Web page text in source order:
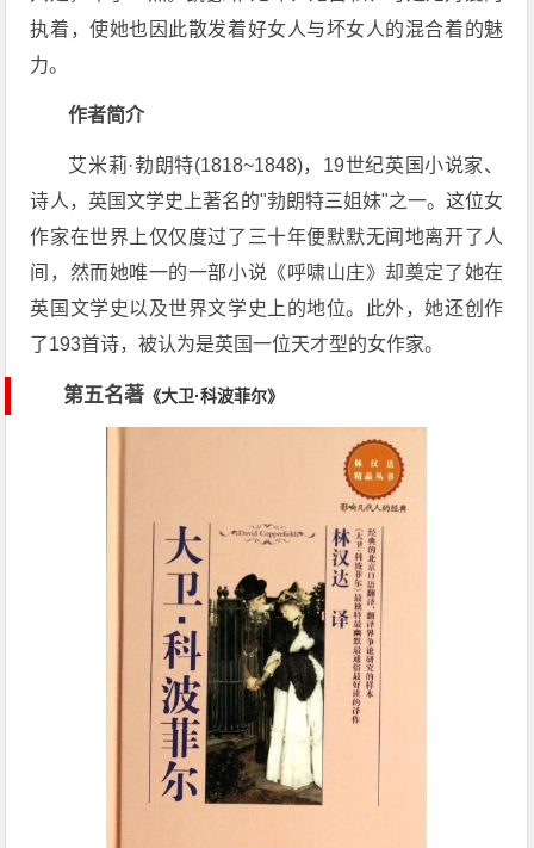
执着，使她也因此散发着好女人与坏女人的混合着的魅
力。
作者简介
艾米莉·勃朗特(1818~1848)，19世纪英国小说家、
诗人，英国文学史上著名的"勃朗特三姐妹"之一。这位女
作家在世界上仅仅度过了三十年便默默无闻地离开了人
间，然而她唯一的一部小说《呼啸山庄》却奠定了她在
英国文学史以及世界文学史上的地位。此外，她还创作
了193首诗，被认为是英国一位天才型的女作家。
第五名著 《大卫·科波菲尔》